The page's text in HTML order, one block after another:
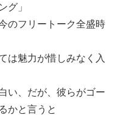
グ」
のフリートーク全盛時
は魅力が惜しみなく入
い、だが、彼らがゴー
かと言うと